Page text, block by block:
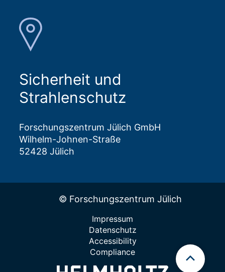
Sicherheit und
Strahlenschutz
Forschungszentrum Jülich GmbH
Wilhelm-Johnen-Straße
52428 Jülich
© Forschungszentrum Jülich
Impressum
Datenschutz
Accessibility
Compliance